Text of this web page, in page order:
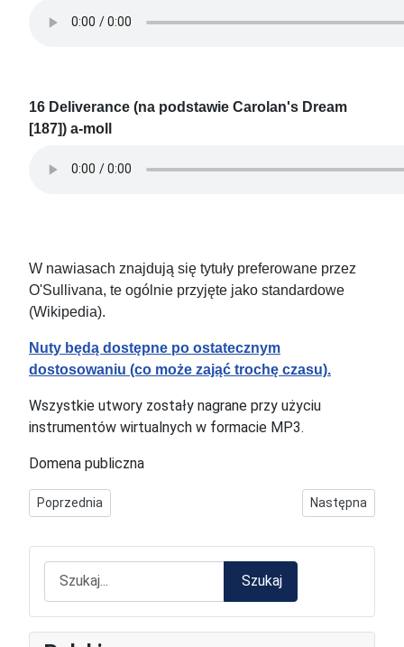
16 Deliverance (na podstawie Carolan's Dream
[187]) a-moll
W nawiasach znajdują się tytuły preferowane przez
O'Sullivana, te ogólnie przyjęte jako standardowe
(Wikipedia).
Nuty będą dostępne po ostatecznym
dostosowaniu (co może zająć trochę czasu).
Wszystkie utwory zostały nagrane przy użyciu
instrumentów wirtualnych w formacie MP3.
Domena publiczna
Poprzednia strona: About the composer_pl
Poprzednia Następna
Następna
Szukaj